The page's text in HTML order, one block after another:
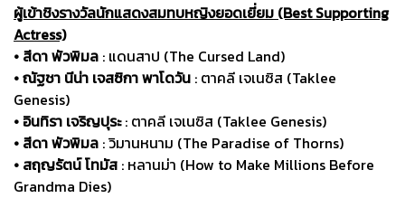
ผู้เข้าชิงรางวัลนักแสดงสมทบหญิงยอดเยี่ยม (Best Supporting
Actress)
• สีดา พัวพิมล : แดนสาป (The Cursed Land)
• ณัฐชา นีน่า เจสซิกา พาโดวัน : ตาคลี เจเนซิส (Taklee
Genesis)
• อินทิรา เจริญปุระ: ตาคลี เจเนซิส (Taklee Genesis)
• สีดา พัวพิมล : วิมานหนาม (The Paradise of Thorns)
• สฤญรัตน์ โทมัส : หลานม่า (How to Make Millions Before
Grandma Dies)